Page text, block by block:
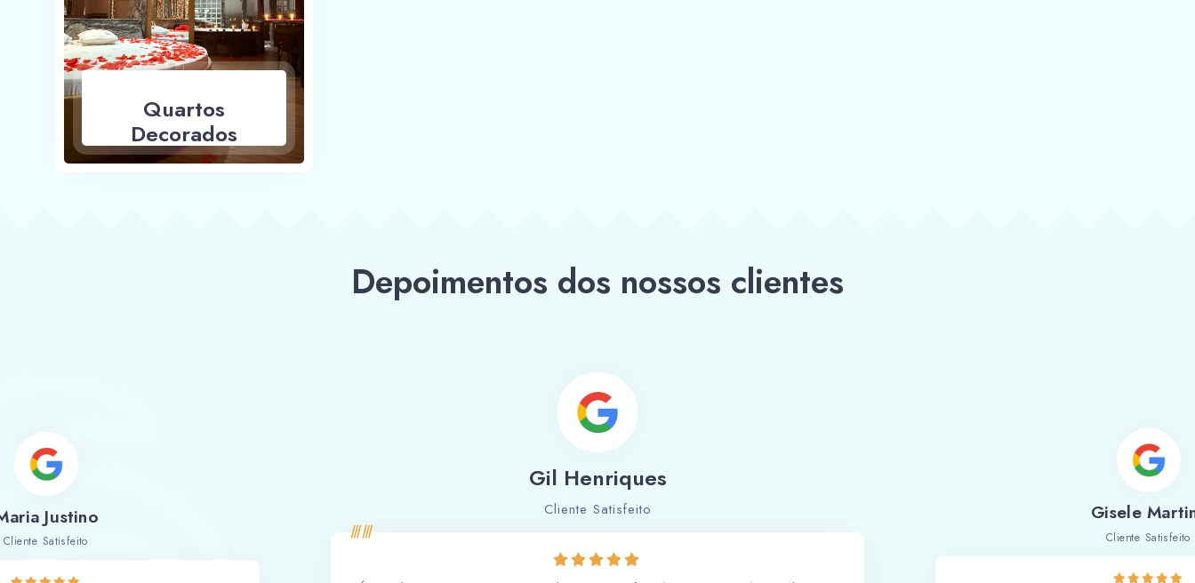
Quartos
Decorados
Depoimentos dos nossos clientes
Justino
Cliente Satisfeito
Gil Henriques
Cliente Satisfeito Gisele
Cliente Satisfeito